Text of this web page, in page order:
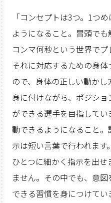
「コンセプトは3つ。1つ
ようになること。冒頭で
コンマ何秒という世界でプ
それに対応するための身
ので、身体の正しい動か
身に付けながら、ポジシ
ができる選手を目指して
動できるようになること
示は短い言葉で行われま
ひとつに細かく指示を出
ません。その中でも、意
できる習慣を身につけて